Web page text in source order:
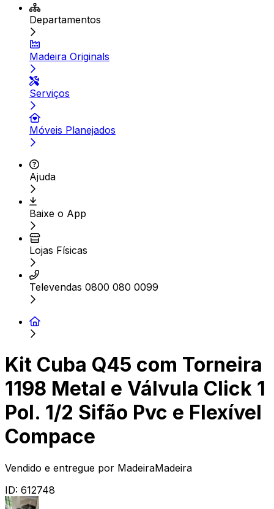
Departamentos
Madeira Originals
Serviços
Móveis Planejados
Ajuda
Baixe o App
Lojas Físicas
Televendas 0800 080 0099
Kit Cuba Q45 com Torneira
1198 Metal e Válvula Click 1
Pol. 1/2 Sifão Pvc e Flexível
Compace
Vendido e entregue por MadeiraMadeira
ID: 612748